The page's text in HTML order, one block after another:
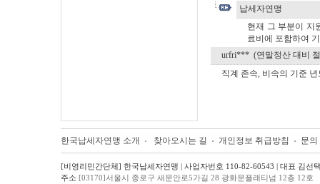
납세자연맹
현재 그 부분이 지
료비에 포함하여
urfri*** (연말정산 대비
직계 존속, 비속의 기준
한국납세자연맹 소개 찾아오시는 길 개인정보 취급방침 문
[비영리민간단체] 한국납세자연맹 | 사업자번호 110-82-60543 | 대표 김선
주소 [03170]서울시 종로구 새문안로5가길 28 광화문플래티넘 12층 12호